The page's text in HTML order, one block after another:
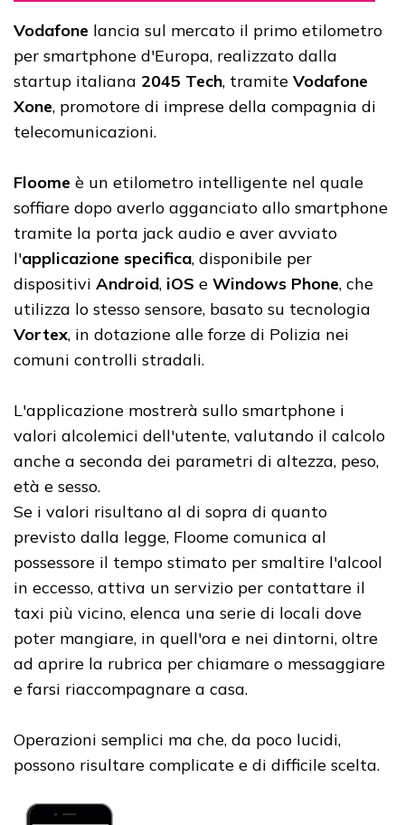
Vodafone lancia sul mercato il primo etilometro
per smartphone d'Europa, realizzato dalla
startup italiana 2045 Tech, tramite Vodafone
Xone, promotore di imprese della compagnia di
telecomunicazioni.
Floome è un etilometro intelligente nel quale
soffiare dopo averlo agganciato allo smartphone
tramite la porta jack audio e aver avviato
l'applicazione specifica, disponibile per
dispositivi Android, iOS e Windows Phone, che
utilizza lo stesso sensore, basato su tecnologia
Vortex, in dotazione alle forze di Polizia nei
comuni controlli stradali.
L'applicazione mostrerà sullo smartphone i
valori alcolemici dell'utente, valutando il calcolo
anche a seconda dei parametri di altezza, peso,
età e sesso.
Se i valori risultano al di sopra di quanto
previsto dalla legge, Floome comunica al
possessore il tempo stimato per smaltire l'alcool
in eccesso, attiva un servizio per contattare il
taxi più vicino, elenca una serie di locali dove
poter mangiare, in quell'ora e nei dintorni, oltre
ad aprire la rubrica per chiamare o messaggiare
e farsi riaccompagnare a casa.
Operazioni semplici ma che, da poco lucidi,
possono risultare complicate e di difficile scelta.